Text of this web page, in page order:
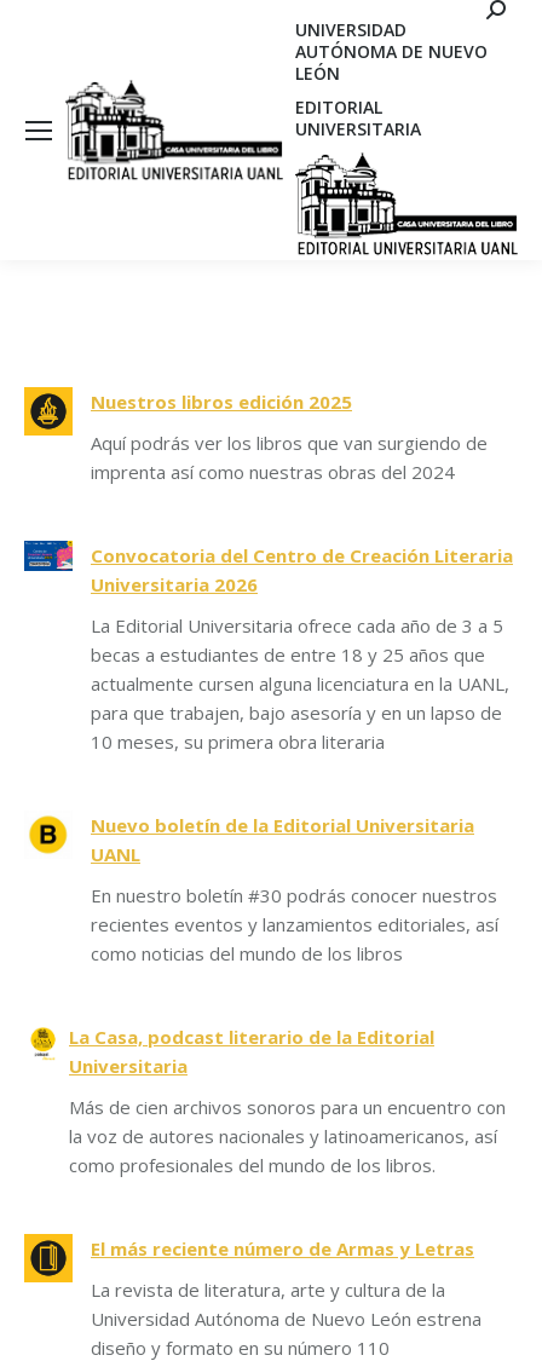
UNIVERSIDAD
AUTÓNOMA DE NUEVO
LEÓN
EDITORIAL
UNIVERSITARIA
Nuestros libros edición 2025
Aquí podrás ver los libros que van surgiendo de
imprenta así como nuestras obras del 2024
Convocatoria del Centro de Creación Literaria
Universitaria 2026
La Editorial Universitaria ofrece cada año de 3 a 5
becas a estudiantes de entre 18 y 25 años que
actualmente cursen alguna licenciatura en la UANL,
para que trabajen, bajo asesoría y en un lapso de
10 meses, su primera obra literaria
Nuevo boletín de la Editorial Universitaria
UANL
En nuestro boletín #30 podrás conocer nuestros
recientes eventos y lanzamientos editoriales, así
como noticias del mundo de los libros
La Casa, podcast literario de la Editorial
Universitaria
Más de cien archivos sonoros para un encuentro con
la voz de autores nacionales y latinoamericanos, así
como profesionales del mundo de los libros.
El más reciente número de Armas y Letras
La revista de literatura, arte y cultura de la
Universidad Autónoma de Nuevo León estrena
diseño y formato en su número 110